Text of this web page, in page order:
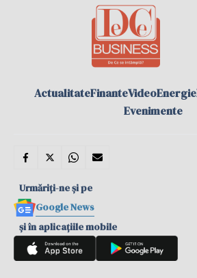
ActualitateFinanteVideoEnergie
Evenimente
Urmăriți-ne și pe
Google News
și în aplicațiile mobile